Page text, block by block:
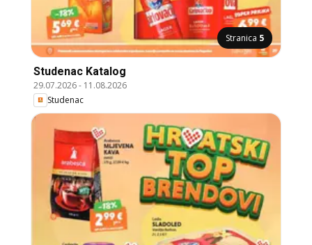
Stranica 5
Studenac Katalog
29.07.2026- 11.08.2026
Studenac